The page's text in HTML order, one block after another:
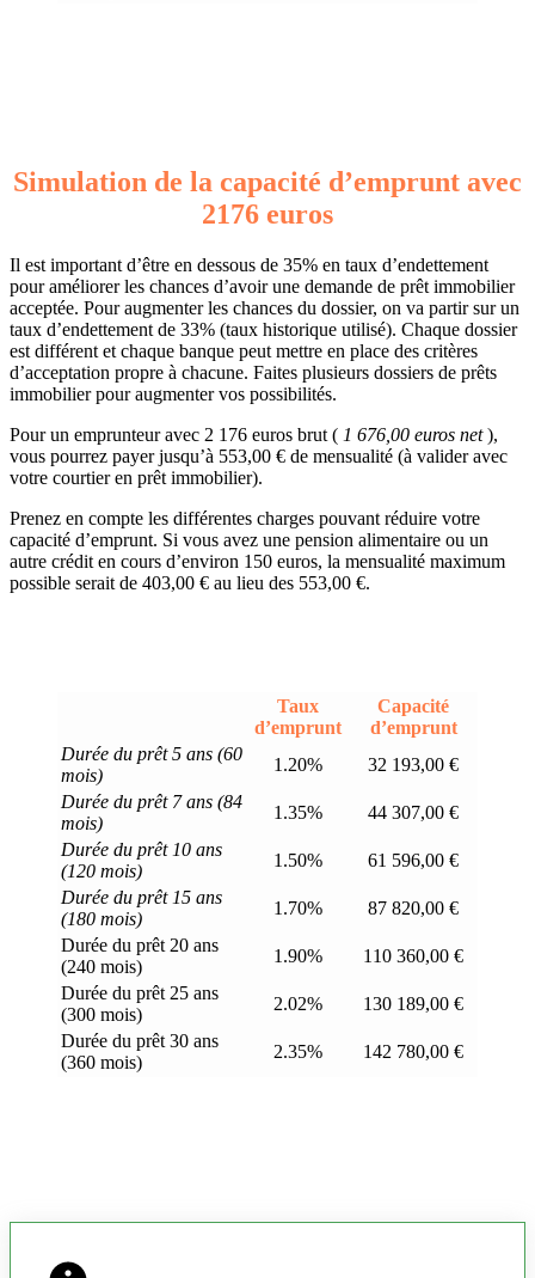
Simulation de la capacité d’emprunt avec
2176 euros
Il est important d’être en dessous de 35% en taux d’endettement
pour améliorer les chances d’avoir une demande de prêt immobilier
acceptée. Pour augmenter les chances du dossier, on va partir sur un
taux d’endettement de 33% (taux historique utilisé). Chaque dossier
est différent et chaque banque peut mettre en place des critères
d’acceptation propre à chacune. Faites plusieurs dossiers de prêts
immobilier pour augmenter vos possibilités.
Pour un emprunteur avec 2 176 euros brut ( 1 676,00 euros net),
vous pourrez payer jusqu’à 553,00 € de mensualité (à valider avec
votre courtier en prêt immobilier).
Prenez en compte les différentes charges pouvant réduire votre
capacité d’emprunt. Si vous avez une pension alimentaire ou un
autre crédit en cours d’environ 150 euros, la mensualité maximum
possible serait de 403,00 € au lieu des 553,00 €.
Taux
d’emprunt
Capacité
d’emprunt
Durée du prêt 5 ans (60
mois)
1.20%
32 193,00 €
Durée du prêt 7 ans (84
mois)
1.35%
44 307,00 €
Durée du prêt 10 ans
(120 mois)
1.50%
61 596,00 €
Durée du prêt 15 ans
(180 mois)
1.70%
87 820,00 €
Durée du prêt 20 ans
(240 mois)
1.90%
110 360,00 €
Durée du prêt 25 ans
(300 mois)
2.02%
130 189,00 €
Durée du prêt 30 ans
(360 mois)
2.35% 142 780,00 €